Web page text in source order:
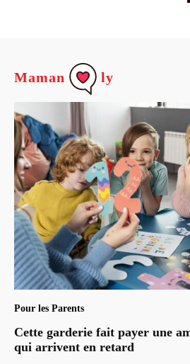
Maman ly
Pour les Parents
Cette garderie fait payer une
qui arrivent en retard